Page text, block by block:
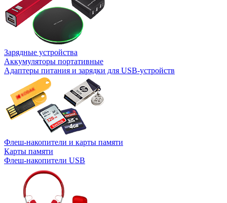
Зарядные устройства
Аккумуляторы портативные
Адаптеры питания и зарядки для USB-устройств
Флеш-накопители и карты памяти
Карты памяти
Флеш-накопители USB